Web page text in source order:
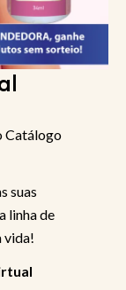
Catálogo
suas
linha de
vida!